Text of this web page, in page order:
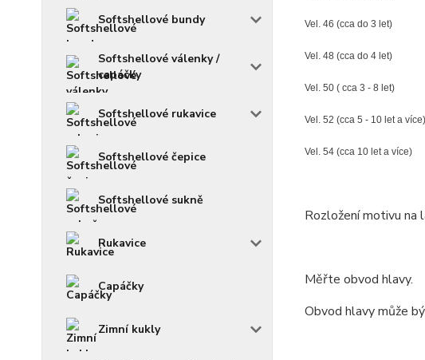
Softshellové bundy
Softshellové válenky /
capáčky
Softshellové rukavice
Softshellové čepice
Softshellové sukně
Rukavice
Capáčky
Zimní kukly
Vel. 46 (cca do 3 let)
Vel. 48 (cca do 4 let)
Vel. 50 ( cca 3 - 8 let)
Vel. 52 (cca 5 - 10 let a více)
Vel. 54 (cca 10 let a více)
Rozložení motivu na
Měřte obvod hlavy.
Obvod hlavy může